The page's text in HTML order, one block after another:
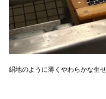
絹地のように薄くやわらかな生